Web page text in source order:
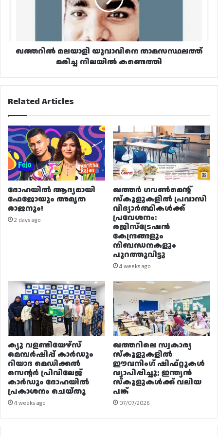
ഖത്തറിൽ മലയാളി യുവാവിനെ താമസസ്ഥലത്ത്
മരിച്ച നിലയിൽ കണ്ടെത്തി
Related Articles
ദോഹയിൽ ആദ്യമായി
ഫേജോയും അമൃത
രാജനും!
2 days ago
ഖത്തർ ഗവൺമെന്റ്
സ്കൂളുകളിൽ പ്രവാസി
വിദ്യാർത്ഥികൾക്ക്
പ്രവേശനം:
രജിസ്ട്രേഷൻ
കേന്ദ്രങ്ങളും
നിബന്ധനകളും
പുറത്തുവിട്ടു
4 weeks ago
ക്യു വളണ്ടിയേഴ്‌സ്
മെമ്പർഷിപ്പ് കാർഡും
റിയാദ മെഡിക്കൽ
സെന്റർ പ്രിവിലേജ്
കാർഡും ദോഹയിൽ
പ്രകാശനം ചെയ്തു
4 weeks ago
ഖത്തറിലെ സ്വകാര്യ
സ്കൂളുകളിൽ
ഈവനിംഗ് ഷിഫ്റ്റുകൾ
വ്യാപിപ്പിച്ചു; ഇന്ത്യൻ
സ്കൂളുകൾക്ക് വലിയ
പങ്ക്
07/07/2026